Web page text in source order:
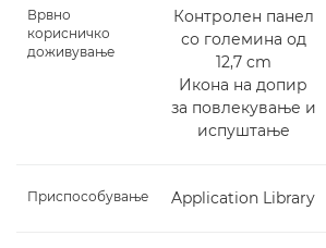
Врвно
корисничко
доживување
Контролен панел
со големина од
12,7 cm
Икона на допир
за повлекување и
испуштање
Приспособување Application Library